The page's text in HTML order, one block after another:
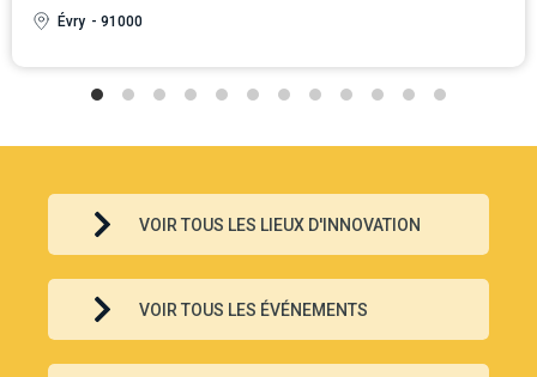
soient déjà installées à Genopole ou non, et ayant atteint le stade du post-
L’objectif d’Upscale Bio est clair : sécuriser la montée en échelle et accélérer
l’accès au marché. Genopole met à disposition un écosystème unique en
science et la technologie pour dérisquer les choix et construire une bio-
proposition de valeur et conquérir de nouveaux marchés, et enfin le
financement pour convaincre les investisseurs publics et privés aux
moments clés du développement.
Pour y parvenir, les sociétés bénéficient d’un accompagnement de proximité
par un Program Manager, de l’expertise de consultants spécialisés, et de
l’accès à des plateformes technologiques de pointe telles que Protopia,
dédiée à la formulation de molécules d’intérêt, et GateX, consacrée à
l’optimisation des souches, procédés et milieux de culture. Genopole
développe également une offre immobilière adaptée, avec de nouveaux
Évry - 91000
VOIR TOUS LES LIEUX D'INNOVATION
VOIR TOUS LES ÉVÉNEMENTS